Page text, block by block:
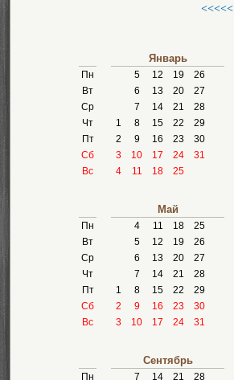
<<<<<
Пн
Вт
Ср
Чт
Пт
Сб
Вс
Январь
5 12 19
26
6
13 20
27
7
14 21
28
1
8 15 22
29
2
9 16 23
30
3
10 17 24
31
4
11 18 25
Пн
Вт
Ср
Чт
Пт
Сб
Вс
Май
4 11 18
25
5
12 19
26
6
13 20
27
7
14 21
28
1
8 15 22
29
2
9 16 23
30
3
10 17 24 31
Пн
Сентябрь
7 14 21
28